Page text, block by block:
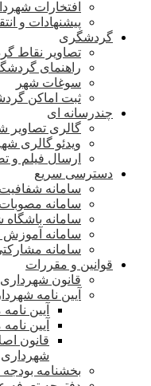
افتخارات
پیشنهادات و
گردشگری
تصاویر نقاط
راهنمای
سوغات شهر
ثبت اماکن
چندرسانه ای
گالری تصاویر
ویدئو گالری
ارسال فیلم و
دسترسی سریع
سامانه شفافیت
سامانه مصوبات
سامانه
سامانه
سامانه
قوانین و مقررات
قانون شهرداری
آیین نامه
آیین
آیین
قانون
شهرداری
بخشنامه بودجه 1402 شهرداری ها